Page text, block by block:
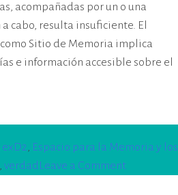
acompañadas por un o una
cabo, resulta insuficiente. El
Sitio de Memoria implica
e información accesible sobre el
exD2, Espacio para la Memoria y los
, verdad Leave a Commenton